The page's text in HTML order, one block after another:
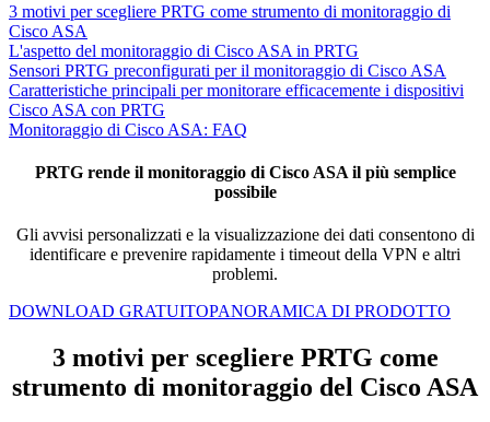
3 motivi per scegliere PRTG come strumento di monitoraggio di
Cisco ASA
L'aspetto del monitoraggio di Cisco ASA in PRTG
Sensori PRTG preconfigurati per il monitoraggio di Cisco ASA
Caratteristiche principali per monitorare efficacemente i dispositivi
Cisco ASA con PRTG
Monitoraggio di Cisco ASA: FAQ
PRTG rende il monitoraggio di Cisco ASA il più semplice
possibile
Gli avvisi personalizzati e la visualizzazione dei dati consentono di
identificare e prevenire rapidamente i timeout della VPN e altri
problemi.
DOWNLOAD GRATUITOPANORAMICA DI PRODOTTO
3 motivi per scegliere PRTG come
strumento di monitoraggio del Cisco ASA